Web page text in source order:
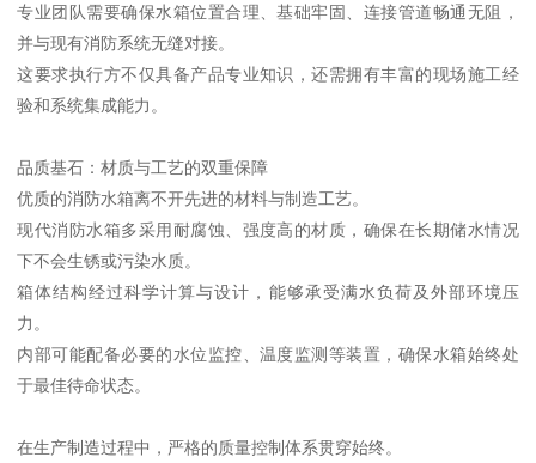
专业团队需要确保水箱位置合理、基础牢固、连接管道畅通无阻，
并与现有消防系统无缝对接。
这要求执行方不仅具备产品专业知识，还需拥有丰富的现场施工经
验和系统集成能力。
品质基石：材质与工艺的双重保障
优质的消防水箱离不开先进的材料与制造工艺。
现代消防水箱多采用耐腐蚀、强度高的材质，确保在长期储水情况
下不会生锈或污染水质。
箱体结构经过科学计算与设计，能够承受满水负荷及外部环境压
力。
内部可能配备必要的水位监控、温度监测等装置，确保水箱始终处
于最佳待命状态。
在生产制造过程中，严格的质量控制体系贯穿始终。